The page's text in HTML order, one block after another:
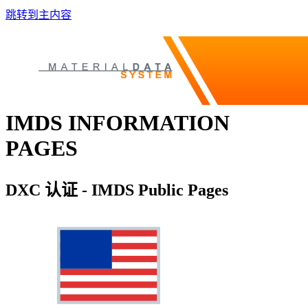
跳转到主内容
IMDS INFORMATION
PAGES
DXC 认证 - IMDS Public Pages